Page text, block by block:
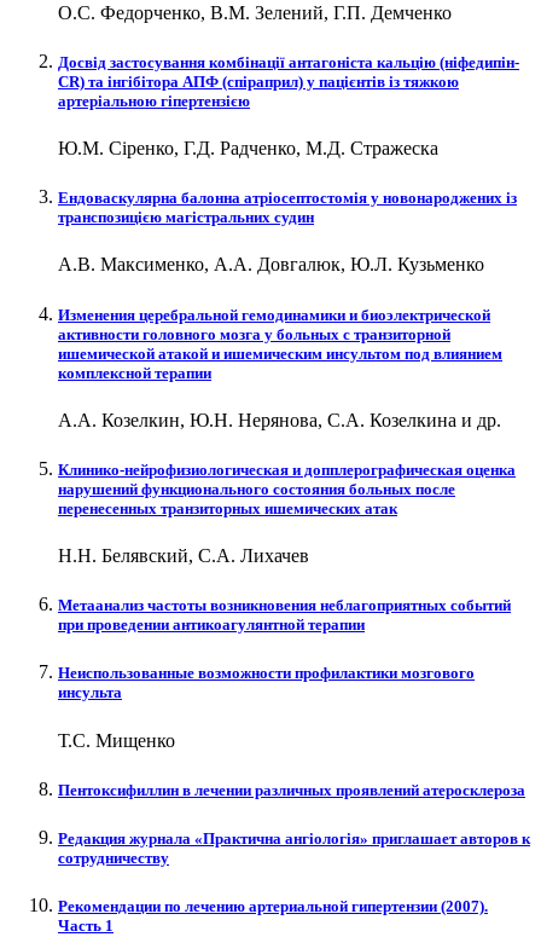
О.С. Федорченко, В.М. Зелений, Г.П. Демченко
Досвід застосування комбінації антагоніста кальцію (ніфедипін-
CR) та інгібітора АПФ (спіраприл) у пацієнтів із тяжкою
артеріальною гіпертензією
Ю.М. Сіренко, Г.Д. Радченко, М.Д. Стражеска
Ендоваскулярна балонна атріосептостомія у новонароджених із
транспозицією магістральних судин
А.В. Максименко, А.А. Довгалюк, Ю.Л. Кузьменко
Изменения церебральной гемодинамики и биоэлектрической
активности головного мозга у больных с транзиторной
ишемической атакой и ишемическим инсультом под влиянием
комплексной терапии
А.А. Козелкин, Ю.Н. Нерянова, С.А. Козелкина и др.
Клинико-нейрофизиологическая и допплерографическая оценка
нарушений функционального состояния больных после
перенесенных транзиторных ишемических атак
Н.Н. Белявский, С.А. Лихачев
Метаанализ частоты возникновения неблагоприятных событий
при проведении антикоагулянтной терапии
Неиспользованные возможности профилактики мозгового
инсульта
Т.С. Мищенко
Пентоксифиллин в лечении различных проявлений атеросклероза
Редакция журнала «Практична ангіологія» приглашает авторов к
сотрудничеству
Рекомендации по лечению артериальной гипертензии (2007).
Часть 1